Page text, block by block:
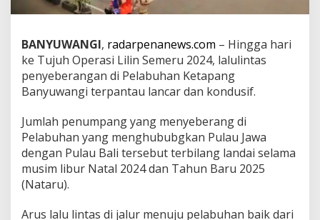
r
e
t
u
u
,
P
e
l
a
h
BANYUWANGI, radarpenanews.com – Hingga hari
ke Tujuh Operasi Lilin Semeru 2024, lalulintas
penyeberangan di Pelabuhan Ketapang
Banyuwangi terpantau lancar dan kondusif.
Jumlah penumpang yang menyeberang di
Pelabuhan yang menghububgkan Pulau Jawa
dengan Pulau Bali tersebut terbilang landai selama
musim libur Natal 2024 dan Tahun Baru 2025
(Nataru).
Arus lalu lintas di jalur menuju pelabuhan baik dari